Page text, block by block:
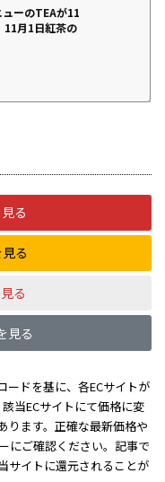
ーのTEAが11
11月1日紅茶の
る
る
る
見る
ドを基に、各ECサイトが
当ECサイトにて価格に変
ります。正確な最新価格や
にご確認ください。記事で
サイトに還元されることが